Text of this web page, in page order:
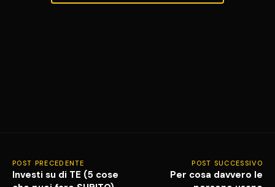
POST PRECEDENTE
Investi su di TE (5 cose
POST SUCCESSIVO
Per cosa davvero le